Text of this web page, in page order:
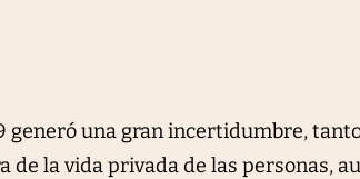
generó una gran incertidumbre,
de la vida privada de las personas,